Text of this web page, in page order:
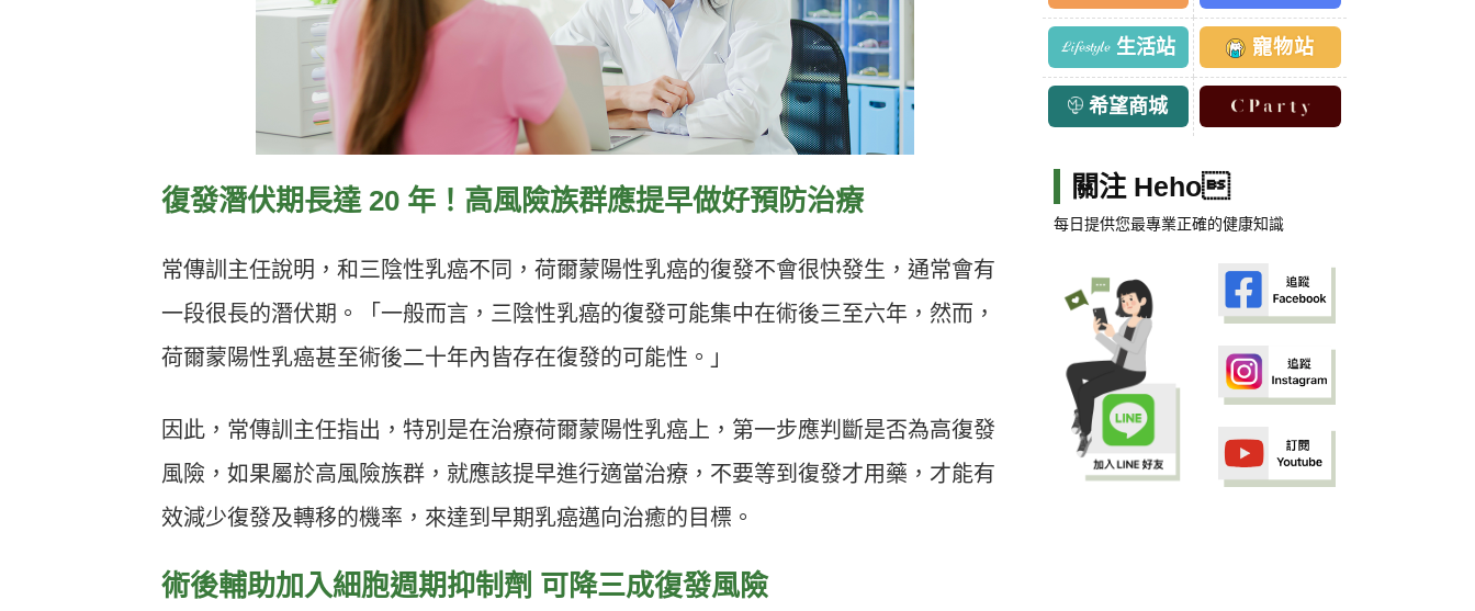
復發潛伏期長達 20 年！高風險族群應提早做好預防治療
常傳訓主任說明，和三陰性乳癌不同，荷爾蒙陽性乳癌的復發不會很快發生，通常會有
一段很長的潛伏期。「一般而言，三陰性乳癌的復發可能集中在術後三至六年，然而，
荷爾蒙陽性乳癌甚至術後二十年內皆存在復發的可能性。」
因此，常傳訓主任指出，特別是在治療荷爾蒙陽性乳癌上，第一步應判斷是否為高復發
風險，如果屬於高風險族群，就應該提早進行適當治療，不要等到復發才用藥，才能有
效減少復發及轉移的機率，來達到早期乳癌邁向治癒的目標。
術後輔助加入細胞週期抑制劑 可降三成復發風險
生活站 寵物站
希望商城
關注 Heho
每日提供您最專業正確的健康知識